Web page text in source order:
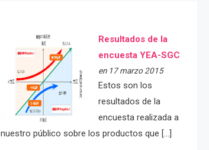
Resultados de la
encuesta YEA-SGC
en 17 marzo 2015
Estos son los
resultados de la
encuesta realizada a
nuestro público sobre los productos que […]